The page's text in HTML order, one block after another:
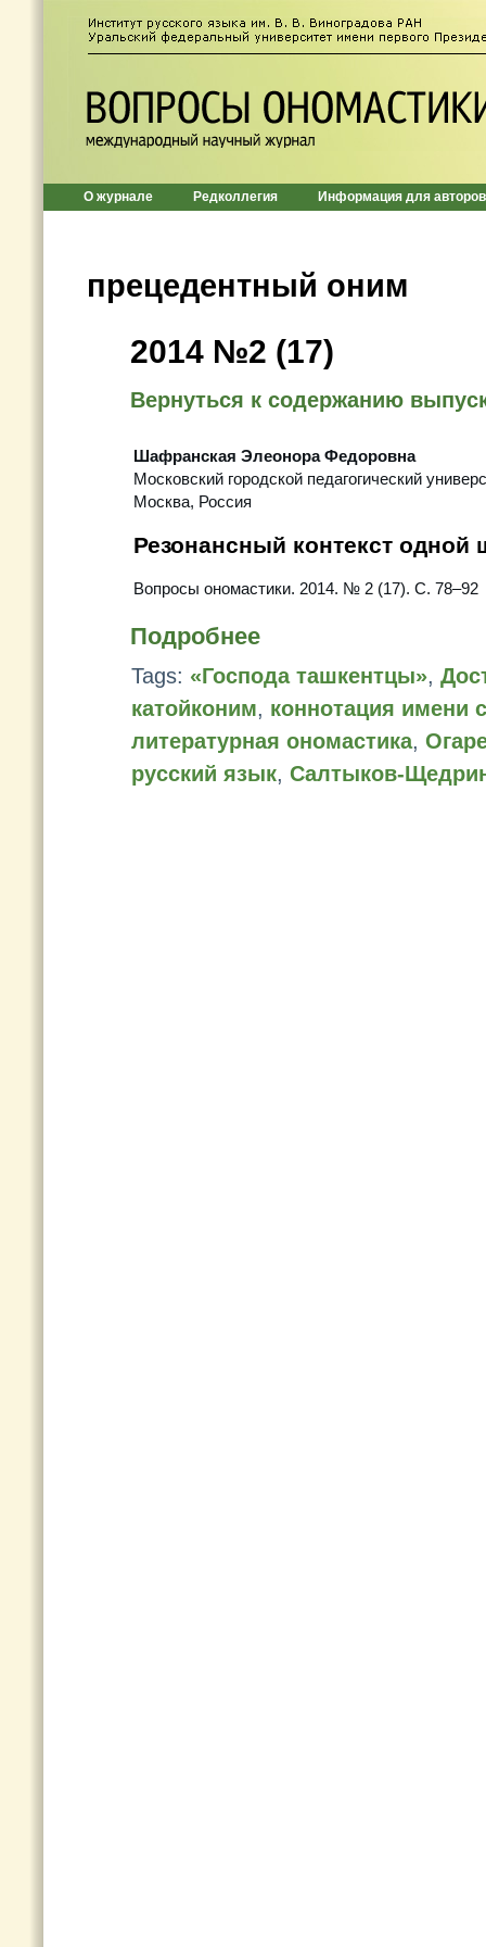
О журнале Редколлегия Информация для авторов
прецедентный оним
2014 №2 (17)
Вернуться к содержанию
Шафранская Элеонора Федоровна
Московский городской педагогический
Москва, Россия
Резонансный контекст
Вопросы ономастики. 2014. № 2 (17). C. 78–92
Подробнее
Tags: «Господа ташкентцы»,
катойконим, коннотация имени
литературная ономастика,
русский язык, Салтыков-